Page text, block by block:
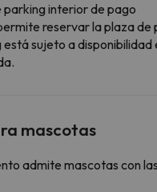
interior de pago
reservar la plaza de
sujeto a disponibilidad
mascotas
admite mascotas con